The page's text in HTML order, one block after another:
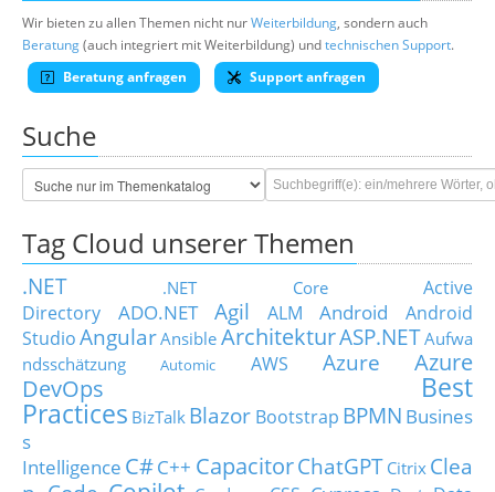
Wir bieten zu allen Themen nicht nurWeiterbildung, sondern auch
Beratung(auch integriert mit Weiterbildung) undtechnischen Support.
Beratung anfragen
Support anfragen
Suche
Tag Cloud unserer Themen
.NET .NET Core
Active
Directory
ADO.NET Agil ALM Android
Android
StudioAngularAnsible ArchitekturASP.NETAufwa
ndsschätzung
Automic AWS Azure
Azure
DevOps
Best
Practices BizTalk Blazor Bootstrap BPMN Busines
s
Intelligence C#C++ CapacitorChatGPT Citrix Clea